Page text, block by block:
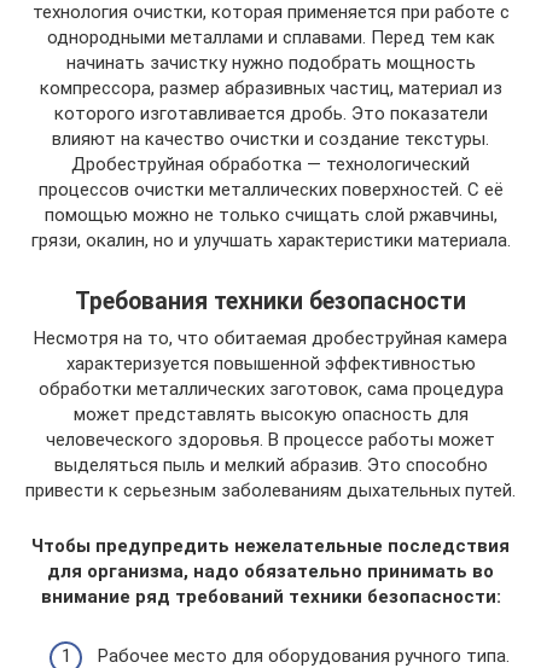
технология очистки, которая применяется при работе с
однородными металлами и сплавами. Перед тем как
начинать зачистку нужно подобрать мощность
компрессора, размер абразивных частиц, материал из
которого изготавливается дробь. Это показатели
влияют на качество очистки и создание текстуры.
Дробеструйная обработка — технологический
процессов очистки металлических поверхностей. С её
помощью можно не только счищать слой ржавчины,
грязи, окалин, но и улучшать характеристики материала.
Требования техники безопасности
Несмотря на то, что обитаемая дробеструйная камера
характеризуется повышенной эффективностью
обработки металлических заготовок, сама процедура
может представлять высокую опасность для
человеческого здоровья. В процессе работы может
выделяться пыль и мелкий абразив. Это способно
привести к серьезным заболеваниям дыхательных путей.
Чтобы предупредить нежелательные последствия
для организма, надо обязательно принимать во
внимание ряд требований техники безопасности:
Рабочее место для оборудования ручного типа.